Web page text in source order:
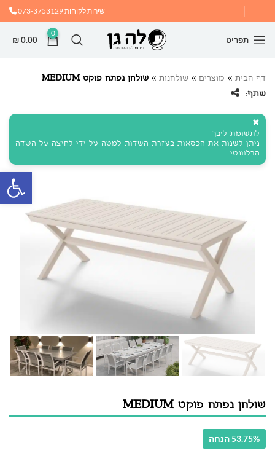
שירות לקוחות073-3753129
תפריט
0
₪0.00
דף הבית » מוצרים » שולחנות » שולחן נפתח פוקט MEDIUM
שתף:
✖
לתשומת ליבך
ניתן לשנות את הכסאות בעזרת השדות למטה על ידי לחיצה על השדה
הרלוונטי.
שולחן נפתח פוקט MEDIUM
53.75% הנחה